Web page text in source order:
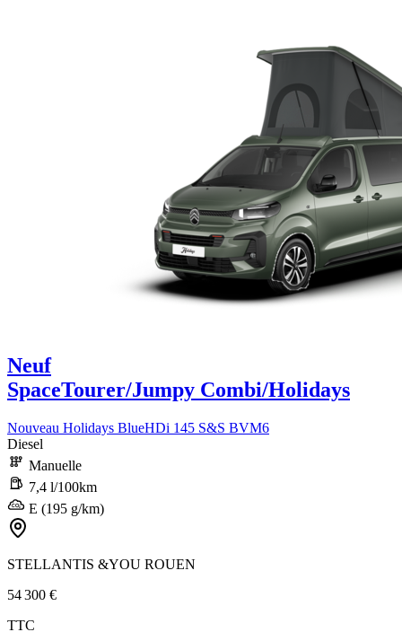
Neuf
SpaceTourer/Jumpy Combi/Holidays
Nouveau Holidays BlueHDi 145 S&S BVM6
Diesel
Manuelle
7,4 l/100km
E (195 g/km)
STELLANTIS &YOU ROUEN
54 300 €
TTC